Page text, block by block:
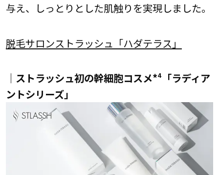
与え、しっとりとした肌触りを実現しました。
脱毛サロンストラッシュ「ハダテラス」
｜ストラッシュ初の幹細胞コスメ*⁴「ラディア
ントシリーズ」